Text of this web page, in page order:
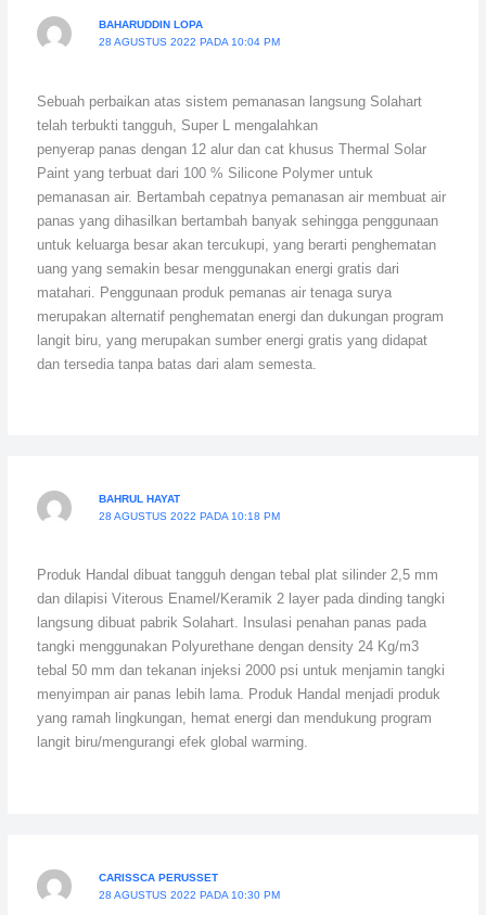
BAHARUDDIN LOPA
28 AGUSTUS 2022 PADA 10:04 PM
Sebuah perbaikan atas sistem pemanasan langsung Solahart
telah terbukti tangguh, Super L mengalahkan
penyerap panas dengan 12 alur dan cat khusus Thermal Solar
Paint yang terbuat dari 100 % Silicone Polymer untuk
pemanasan air. Bertambah cepatnya pemanasan air membuat air
panas yang dihasilkan bertambah banyak sehingga penggunaan
untuk keluarga besar akan tercukupi, yang berarti penghematan
uang yang semakin besar menggunakan energi gratis dari
matahari. Penggunaan produk pemanas air tenaga surya
merupakan alternatif penghematan energi dan dukungan program
langit biru, yang merupakan sumber energi gratis yang didapat
dan tersedia tanpa batas dari alam semesta.
BAHRUL HAYAT
28 AGUSTUS 2022 PADA 10:18 PM
Produk Handal dibuat tangguh dengan tebal plat silinder 2,5 mm
dan dilapisi Viterous Enamel/Keramik 2 layer pada dinding tangki
langsung dibuat pabrik Solahart. Insulasi penahan panas pada
tangki menggunakan Polyurethane dengan density 24 Kg/m3
tebal 50 mm dan tekanan injeksi 2000 psi untuk menjamin tangki
menyimpan air panas lebih lama. Produk Handal menjadi produk
yang ramah lingkungan, hemat energi dan mendukung program
langit biru/mengurangi efek global warming.
CARISSCA PERUSSET
28 AGUSTUS 2022 PADA 10:30 PM